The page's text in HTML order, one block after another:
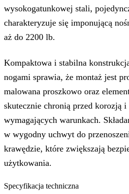
wysokogatunkowej stali,
charakteryzuje się imponującą
aż do 2200 lb.
Kompaktowa i stabilna
nogami sprawia, że montaż jest
malowana proszkowo oraz
skutecznie chronią przed korozją
wymagających warunkach.
w wygodny uchwyt do
krawędzie, które zwiększają
użytkowania.
Specyfikacja techniczna